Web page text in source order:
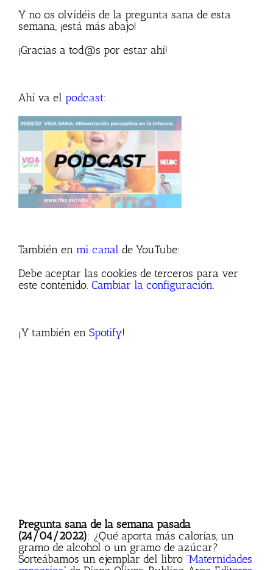
Y no os olvidéis de la pregunta sana de esta
semana, ¡está más abajo!
¡Gracias a tod@s por estar ahí!
Ahí va el podcast:
También en mi canal de YouTube:
Debe aceptar las cookies de terceros para ver
este contenido. Cambiar la configuración.
¡Y también en Spotify!
Pregunta sana de la semana pasada
(24/04/2022): ¿Qué aporta más calorías, un
gramo de alcohol o un gramo de azúcar?
Sorteábamos un ejemplar del libro “Maternidades